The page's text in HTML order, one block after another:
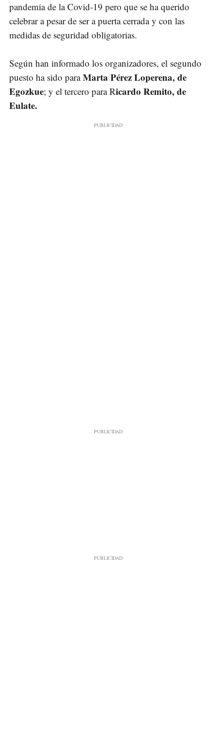
pandemia de la Covid-19 pero que se ha querido
celebrar a pesar de ser a puerta cerrada y con las
medidas de seguridad obligatorias.
Según han informado los organizadores, el segundo
puesto ha sido paraMarta Pérez Loperena, de
Egozkue; y el tercero para Ricardo Remito, de
Eulate.